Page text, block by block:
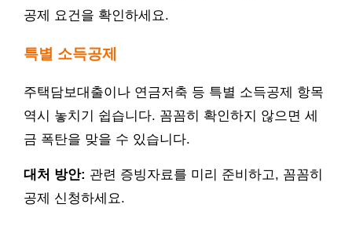
공제 요건을 확인하세요.
특별 소득공제
주택담보대출이나 연금저축 등 특별 소득공제 항목
역시 놓치기 쉽습니다. 꼼꼼히 확인하지 않으면 세
금 폭탄을 맞을 수 있습니다.
대처 방안: 관련 증빙자료를 미리 준비하고, 꼼꼼히
공제 신청하세요.